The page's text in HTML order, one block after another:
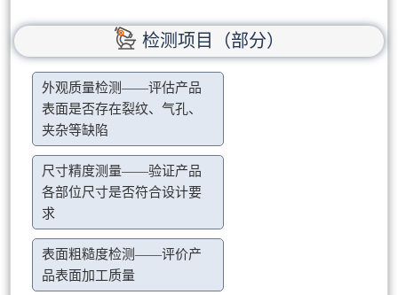
检测项目（部分）
外观质量检测——评估产品
表面是否存在裂纹、气孔、
夹杂等缺陷
尺寸精度测量——验证产品
各部位尺寸是否符合设计要
求
表面粗糙度检测——评价产
品表面加工质量